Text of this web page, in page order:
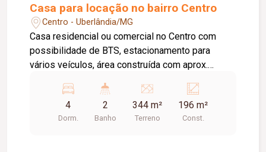
Casa para locação no bairro Centro
Centro - Uberlândia/MG
Casa residencial ou comercial no Centro com
possibilidade de BTS, estacionamento para
vários veículos, área construída com aprox.
4
Dorm.
2
Banho
344 m²
Terreno
196 m²
Const.